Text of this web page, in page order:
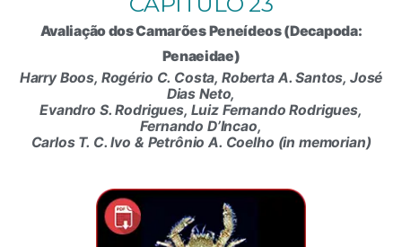
Avaliação dos Camarões Peneídeos (Decapoda:
Penaeidae)
Harry Boos, Rogério C. Costa, Roberta A. Santos, José
Dias Neto,
Evandro S. Rodrigues, Luiz Fernando Rodrigues,
Fernando D’Incao,
Carlos T. C. Ivo & Petrônio A. Coelho (in memorian)